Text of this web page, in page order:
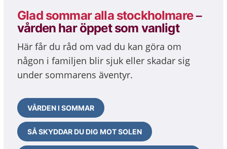
Glad sommar alla stockholmare–
vården har öppet som vanligt
Här får du råd om vad du kan göra om
någon i familjen blir sjuk eller skadar sig
under sommarens äventyr.
VÅRDEN I SOMMAR
SÅ SKYDDAR DU DIG MOT SOLEN